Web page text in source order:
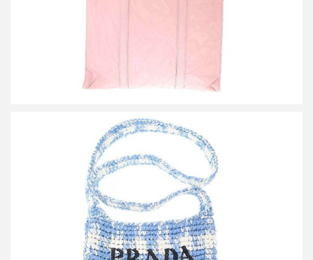
プラダ ラフィアショルダーバッグ 1BC184
買取金額45,000円